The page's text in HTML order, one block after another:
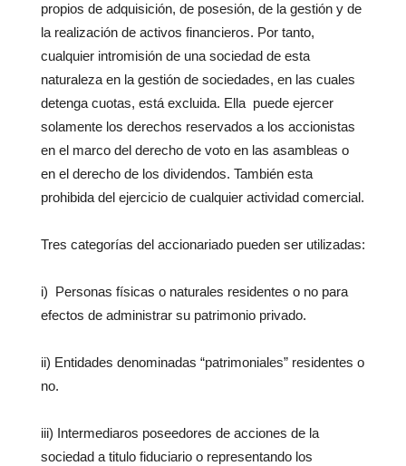
propios de adquisición, de posesión, de la gestión y de
la realización de activos financieros. Por tanto,
cualquier intromisión de una sociedad de esta
naturaleza en la gestión de sociedades, en las cuales
detenga cuotas, está excluida. Ella puede ejercer
solamente los derechos reservados a los accionistas
en el marco del derecho de voto en las asambleas o
en el derecho de los dividendos. También esta
prohibida del ejercicio de cualquier actividad comercial.
Tres categorías del accionariado pueden ser utilizadas:
i) Personas físicas o naturales residentes o no para
efectos de administrar su patrimonio privado.
ii) Entidades denominadas “patrimoniales” residentes o
no.
iii) Intermediaros poseedores de acciones de la
sociedad a titulo fiduciario o representando los